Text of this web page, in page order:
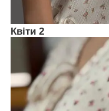
Квіти 2